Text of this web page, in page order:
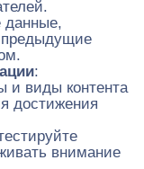
данные,
предыдущие
:
и виды контента
достижения
внимание